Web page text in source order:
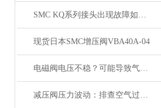
SMC KQ系列接头出现故障如何处理，KQ接头原装正品
现货日本SMC增压阀VBA40A-04
电磁阀电压不稳？可能导致气缸与锁定阀动作紊乱
减压阀压力波动：排查空气过滤器是否存在堵塞